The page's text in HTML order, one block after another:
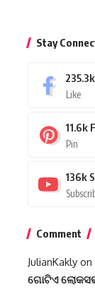
Stay
235.3k
Like
11.6k
Pin
136k
Comment
JulianKakly on
ଗୋଟିଏ ଲୋକସଭା